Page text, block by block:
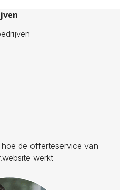
de offerteservice van
werkt